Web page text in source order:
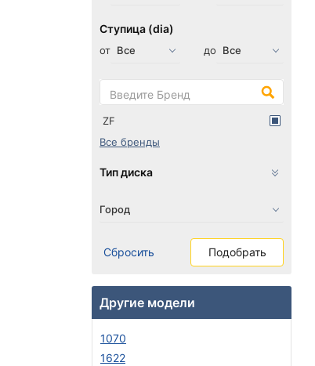
Ступица (dia)
от до
ZF
Все бренды
Тип диска
Сбросить Подобрать
Другие модели
1070
1622